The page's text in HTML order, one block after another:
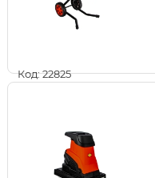
Код: 22825